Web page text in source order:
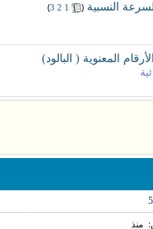
النسبية (
1
2
3
)
المعنوية ( البالود)
منذ